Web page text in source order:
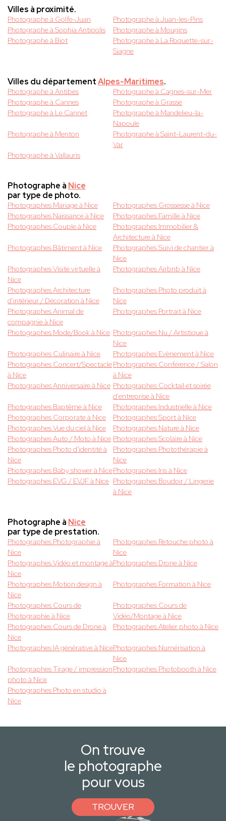
Villes à proximité.
Photographe à Golfe-Juan
Photographe à Juan-les-Pins
Photographe à Sophia Antipolis
Photographe à Mougins
Photographe à Biot
Photographe à La Roquette-sur-
Siagne
Villes du départementAlpes-Maritimes.
Photographe à Antibes
Photographe à Cagnes-sur-Mer
Photographe à Cannes
Photographe à Grasse
Photographe à Le Cannet
Photographe à Mandelieu-la-
Napoule
Photographe à Menton
Photographe à Saint-Laurent-du-
Var
Photographe à Vallauris
Photographe à Nice
par type de photo.
Photographes Mariage à Nice
Photographes Grossesse à Nice
Photographes Naissance à Nice
Photographes Famille à Nice
Photographes Couple à Nice
Photographes Immobilier &
Architecture à Nice
Photographes Bâtiment à Nice
Photographes Suivi de chantier à
Nice
Photographes Visite virtuelle à
Nice
Photographes Airbnb à Nice
Photographes Architecture
d'intérieur / Décoration à Nice
Photographes Photo produit à
Nice
Photographes Animal de
compagnie à Nice
Photographes Portrait à Nice
Photographes Mode/Book à Nice Photographes Nu / Artistique à
Nice
Photographes Culinaire à Nice
Photographes Evènement à Nice
Photographes Concert/Spectacle
à Nice
Photographes Conférence / Salon
à Nice
Photographes Anniversaire à Nice Photographes Cocktail et soirée
d'entreprise à Nice
Photographes Baptême à Nice
Photographes Industrielle à Nice
Photographes Corporate à Nice
Photographes Sport à Nice
Photographes Vue du ciel à Nice
Photographes Nature à Nice
Photographes Auto / Moto à Nice Photographes Scolaire à Nice
Photographes Photo d'identité à
Nice
Photographes Photothérapie à
Nice
Photographes Baby shower à NicePhotographes Iris à Nice
Photographes EVG / EVJF à Nice Photographes Boudoir / Lingerie
à Nice
Photographe à Nice
par type de prestation.
Photographes Photographie à
Nice
Photographes Retouche photo à
Nice
Photographes Vidéo et montage à
Nice
Photographes Drone à Nice
Photographes Motion design à
Nice
Photographes Formation à Nice
Photographes Cours de
Photographie à Nice
Photographes Cours de
Vidéo/Montage à Nice
Photographes Cours de Drone à
Nice
Photographes Atelier photo à Nice
Photographes IA générative à NicePhotographes Numérisation à
Nice
Photographes Tirage / impression
photo à Nice
Photographes Photobooth à Nice
Photographes Photo en studio à
Nice
On trouve
le photographe
pour vous
TROUVER